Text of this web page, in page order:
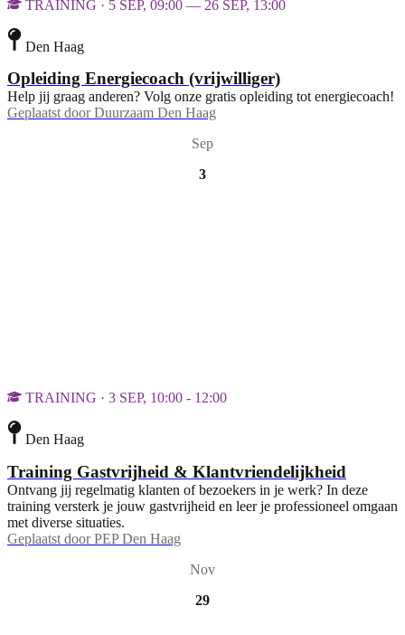
TRAINING · 5 SEP, 09:00 — 26 SEP, 13:00
Den Haag
Opleiding Energiecoach (vrijwilliger)
Help jij graag anderen? Volg onze gratis opleiding tot energiecoach!
Geplaatst door Duurzaam Den Haag
Sep
3
TRAINING · 3 SEP, 10:00 - 12:00
Den Haag
Training Gastvrijheid & Klantvriendelijkheid
Ontvang jij regelmatig klanten of bezoekers in je werk? In deze
training versterk je jouw gastvrijheid en leer je professioneel omgaan
met diverse situaties.
Geplaatst door PEP Den Haag
Nov
29